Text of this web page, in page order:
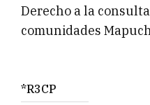
Derecho a la
comunidades
*R3CP